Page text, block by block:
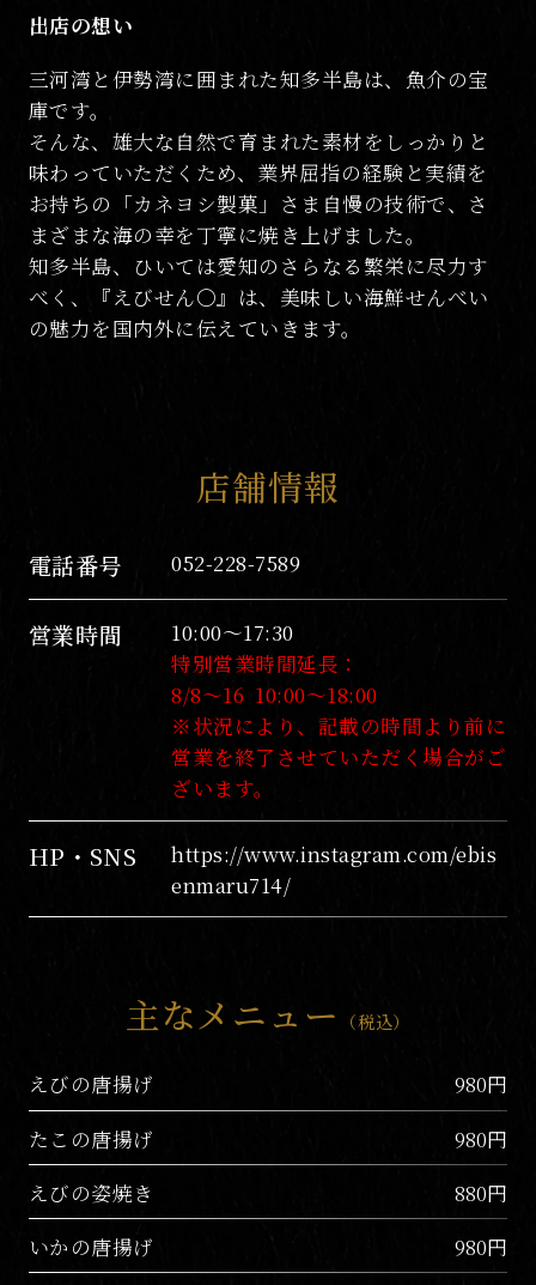
出店の想い
三河湾と伊勢湾に囲まれた知多半島は、魚介の宝
庫です。
そんな、雄大な自然で育まれた素材をしっかりと
味わっていただくため、業界屈指の経験と実績を
お持ちの「カネヨシ製菓」さま自慢の技術で、さ
まざまな海の幸を丁寧に焼き上げました。
知多半島、ひいては愛知のさらなる繁栄に尽力す
べく、『えびせん〇』は、美味しい海鮮せんべい
の魅力を国内外に伝えていきます。
店舗情報
電話番号 052-228-7589
営業時間
10:00～17:30
特別営業時間延長：
8/8～16 10:00～18:00
※状況により、記載の時間より前に
営業を終了させていただく場合がご
ざいます。
HP・SNS
https://www.instagram.com/ebis
enmaru714/
主なメニュー （税込）
えびの唐揚げ
980円
たこの唐揚げ
980円
えびの姿焼き
880円
いかの唐揚げ
980円